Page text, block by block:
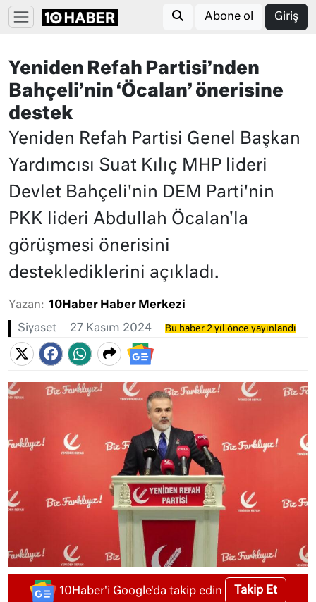
Abone ol Giriş
Yeniden Refah Partisi’nden
Bahçeli’nin ‘Öcalan’ önerisine
destek
Yeniden Refah Partisi Genel Başkan
Yardımcısı Suat Kılıç MHP lideri
Devlet Bahçeli'nin DEM Parti'nin
PKK lideri Abdullah Öcalan'la
görüşmesi önerisini
desteklediklerini açıkladı.
Yazan: 10Haber Haber Merkezi
Siyaset 27 Kasım 2024 Bu haber 2 yıl önce yayınlandı
10Haber'i Google'da takip edin Takip Et